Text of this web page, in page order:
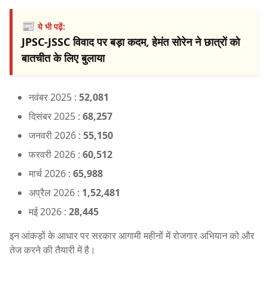
📰ये भी पढ़ें:
JPSC-JSSC विवाद पर बड़ा कदम, हेमंत सोरेन ने छात्रों को
बातचीत के लिए बुलाया
नवंबर 2025 : 52,081
दिसंबर 2025 : 68,257
जनवरी 2026 : 55,150
फरवरी 2026 : 60,512
मार्च 2026 : 65,988
अप्रैल 2026 : 1,52,481
मई 2026 : 28,445
इन आंकड़ों के आधार पर सरकार आगामी महीनों में रोजगार अभियान को और
तेज करने की तैयारी में है।